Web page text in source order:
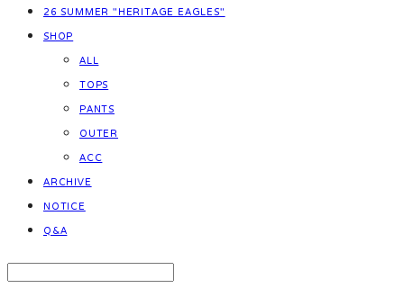
26 SUMMER "HERITAGE EAGLES"
SHOP
ALL
TOPS
PANTS
OUTER
ACC
ARCHIVE
NOTICE
Q&A